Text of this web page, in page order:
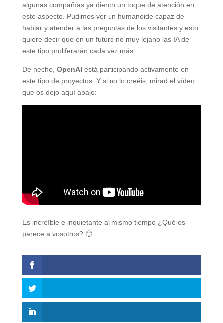
algunas compañías ya dieron un toque de atención en
este aspecto. Pudimos ver un humanoide capaz de
hablar y atender a las preguntas de los visitantes y esto
quiere decir que en un futuro no muy lejano las IA de
este tipo proliferarán cada vez más.
De hecho, OpenAI está participando activamente en
este tipo de proyectos. Y si no lo creéis, mirad el vídeo
que os dejo aquí abajo:
Es increíble e inquietante al mismo tiempo ¿Qué os
parece a vosotros? 🙂